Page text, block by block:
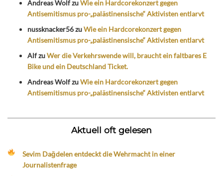
Andreas WolfzuWie ein Hardcorekonzert gegen
Antisemitismus pro-„palästinensische“ Aktivisten entlarvt
nussknacker56zuWie ein Hardcorekonzert gegen
Antisemitismus pro-„palästinensische“ Aktivisten entlarvt
AlfzuWer die Verkehrswende will, braucht ein faltbares E
Bike und ein Deutschland Ticket.
Andreas WolfzuWie ein Hardcorekonzert gegen
Antisemitismus pro-„palästinensische“ Aktivisten entlarvt
Aktuell oft gelesen
Sevim Dağdelen entdeckt die Wehrmacht in einer
Journalistenfrage